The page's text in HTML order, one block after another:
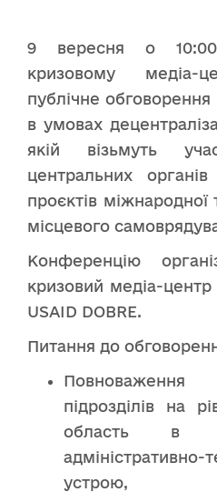
9 вересня о 10:00
кризовому медіа-
публічне
в умовах
якій візьмуть
центральних
проєктів міжнародної
місцевого
Конференцію
кризовий медіа-
USAID DOBRE.
Питання до
підрозділів на
область в
адміністративно-
устрою,